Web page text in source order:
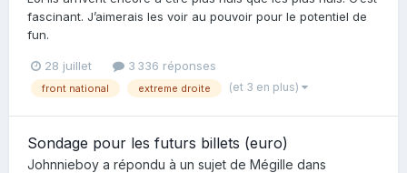
fascinant. J’aimerais les voir au pouvoir pour le potentiel de
fun.
28 juillet 3 336 réponses
front national extreme droite (et 3 en plus)
Sondage pour les futurs billets (euro)
Johnnieboy a répondu à un sujet de Mégille dans